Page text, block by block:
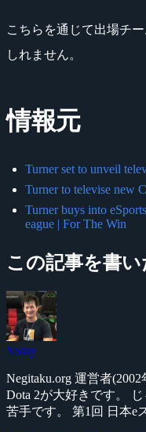
こちらを通じて出場チ
しれません。
情報元
Turner set to unveil
Turner to televise new
Turner buys into
eague | For The Win
この記事を書い
Yossy
Negitaku.org 運営者(2002
Dota 2が大好きです。
苦手です。 第1回 日本e